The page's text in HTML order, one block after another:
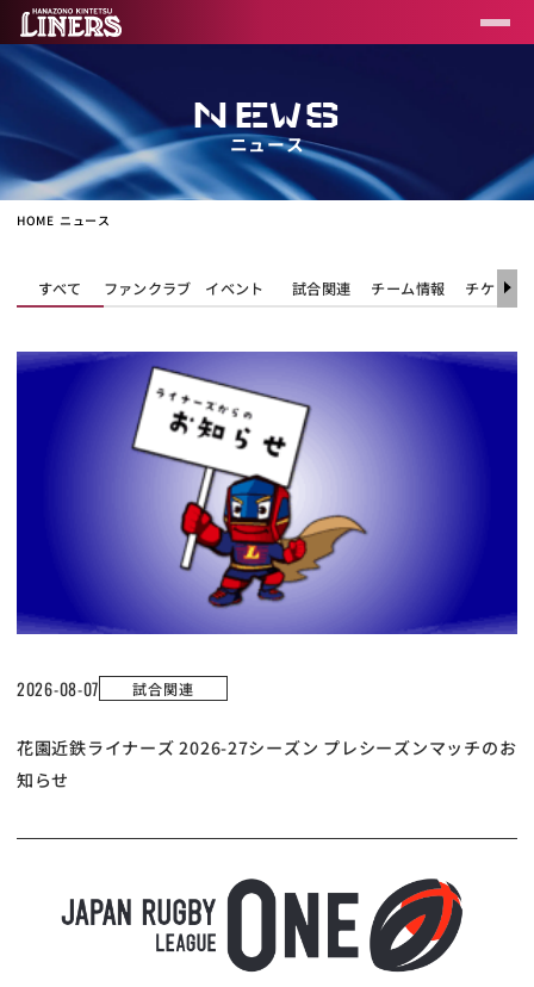
NEWS
ニュース
HOME ニュース
すべて ファンクラブ イベント 試合関連 チーム情報 チケット
2026-08-07 試合関連
花園近鉄ライナーズ 2026-27シーズン プレシーズンマッチのお
知らせ